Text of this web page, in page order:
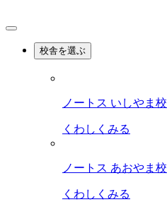
校舎を選ぶ
ノートス いしやま校
くわしくみる
ノートス あおやま校
くわしくみる